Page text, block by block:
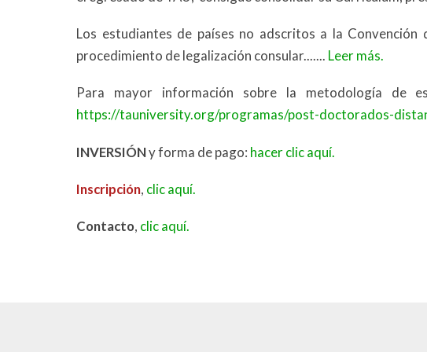
Los estudiantes de países no adscritos a la
procedimiento de legalización consular....... Leer más.
Para mayor información sobre la metodología de
https://tauniversity.org/programas/post-doctorados-
INVERSIÓNy forma de pago: hacer clic aquí.
Inscripción, clic aquí.
Contacto, clic aquí.